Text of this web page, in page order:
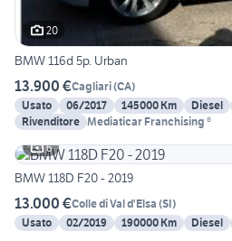
20
BMW 116d 5p. Urban
13.900 €Cagliari(CA)
Usato
06/2017 145000 Km Diesel
Rivenditore Mediaticar Franchising ®
6
BMW 118D F20 - 2019
13.000 €Colle di Val d'Elsa (SI)
Usato
02/2019 190000 Km Diesel